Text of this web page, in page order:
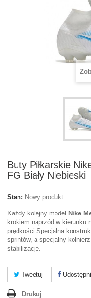
Buty Piłkarskie
FG Biały Niebieski
Stan: Nowy produkt
Każdy kolejny model Nike
krokiem naprzód w kierunku
prędkości.Specjalna
sprintów, a specjalny
stabilizację.
Tweetuj
Drukuj